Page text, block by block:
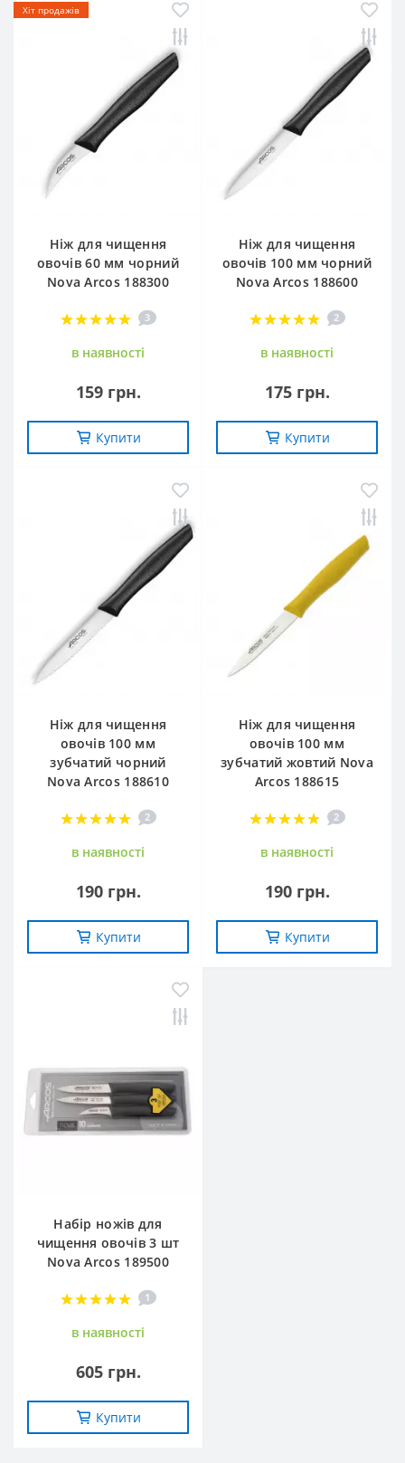
Хіт продажів
Ніж для чищення
овочів 60 мм чорний
Nova Arcos 188300
3
в наявностi
159 грн.
Купити
Ніж для чищення
овочів 100 мм чорний
Nova Arcos 188600
2
в наявностi
175 грн.
Купити
Ніж для чищення
овочів 100 мм
зубчатий чорний
Nova Arcos 188610
2
в наявностi
190 грн.
Купити
Ніж для чищення
овочів 100 мм
зубчатий жовтий Nova
Arcos 188615
2
в наявностi
190 грн.
Купити
Набір ножів для
чищення овочів 3 шт
Nova Arcos 189500
1
в наявностi
605 грн.
Купити